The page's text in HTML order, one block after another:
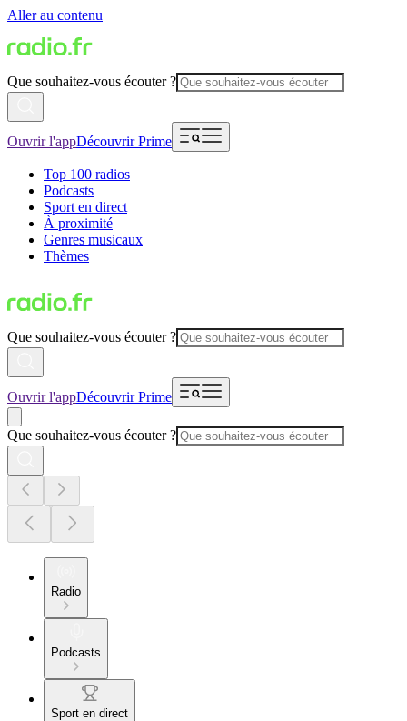
Aller au contenu
Que souhaitez-vous écouter ?
Ouvrir l'appDécouvrir Prime
Top 100 radios
Podcasts
Sport en direct
À proximité
Genres musicaux
Thèmes
Que souhaitez-vous écouter ?
Ouvrir l'appDécouvrir Prime
Que souhaitez-vous écouter ?
Radio
Podcasts
Sport en direct